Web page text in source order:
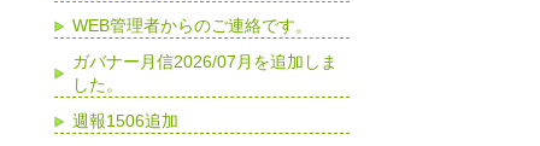
WEB管理者からのご連絡です。
ガバナー月信2026/07月を追加しま
した。
週報1506追加